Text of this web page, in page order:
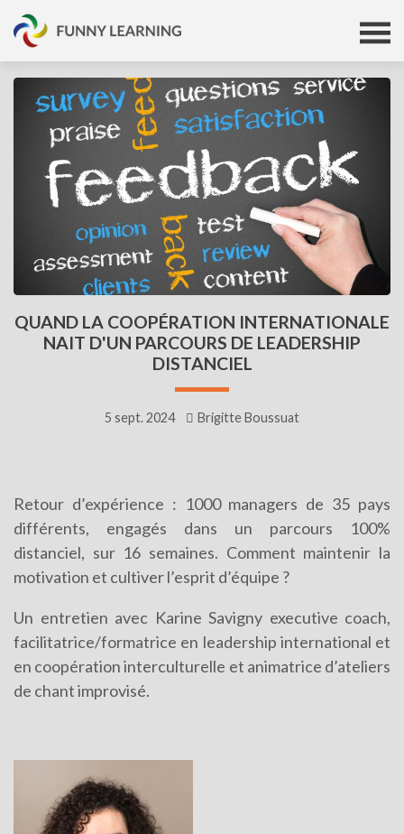
QUAND LA COOPÉRATION INTERNATIONALE
NAIT D'UN PARCOURS DE LEADERSHIP
DISTANCIEL
5 sept. 2024 Brigitte Boussuat
Retour d’expérience : 1000 managers de 35 pays
différents, engagés dans un parcours 100%
distanciel, sur 16 semaines. Comment maintenir la
motivation et cultiver l’esprit d’équipe ?
Un entretien avec Karine Savigny executive coach,
facilitatrice/formatrice en leadership international et
en coopération interculturelle et animatrice d’ateliers
de chant improvisé.